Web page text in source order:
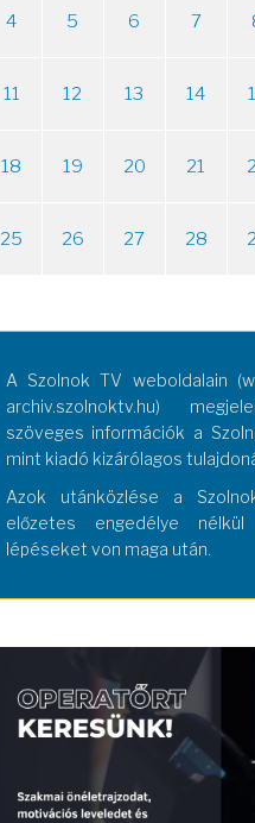
4 5 6 7
11 12 13 14
18 19 20 21
25 26 27 28
A Szolnok TV weboldalain
archiv.szolnoktv.hu)
szöveges információk a
mint kiadó kizárólagos
Azok utánközlése a
előzetes engedélye
lépéseket von maga után.